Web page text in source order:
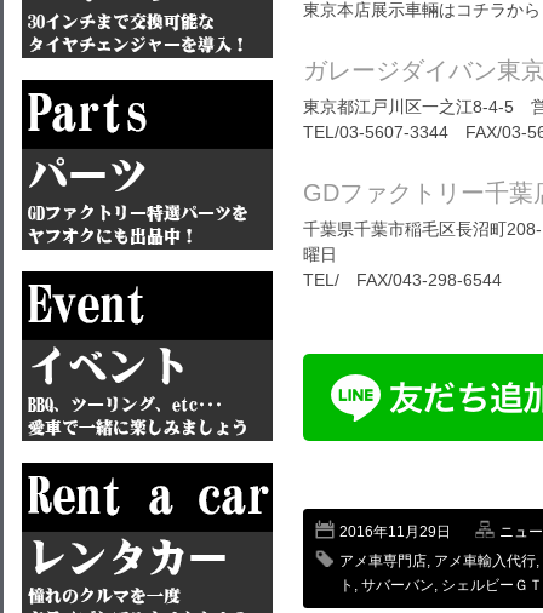
東京本店展示車輛はコチラか
ガレージダイバン東
東京都江戸川区一之江8-4-5
TEL/03-5607-3344 FAX/03-
GDファクトリー千葉
千葉県千葉市稲毛区長沼町
曜日
TEL/ FAX/043-298-6544
2016年11月29日
ニュ
アメ車専門店, アメ車輸入代行,
ト , サバーバン, シェルビーＧ